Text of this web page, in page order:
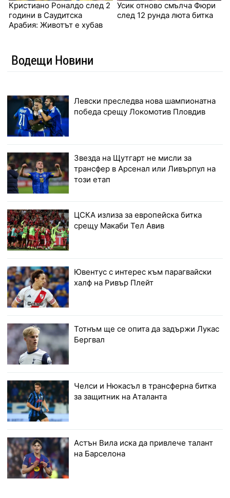
Кристиано Роналдо след 2
години в Саудитска
Арабия: Животът е хубав
Усик отново смълча Фюри
след 12 рунда люта битка
Водещи Новини
Левски преследва нова шампионатна
победа срещу Локомотив Пловдив
Звезда на Щутгарт не мисли за
трансфер в Арсенал или Ливърпул на
този етап
ЦСКА излиза за европейска битка
срещу Макаби Тел Авив
Ювентус с интерес към парагвайски
халф на Ривър Плейт
Тотнъм ще се опита да задържи Лукас
Бергвал
Челси и Нюкасъл в трансферна битка
за защитник на Аталанта
Астън Вила иска да привлече талант
на Барселона